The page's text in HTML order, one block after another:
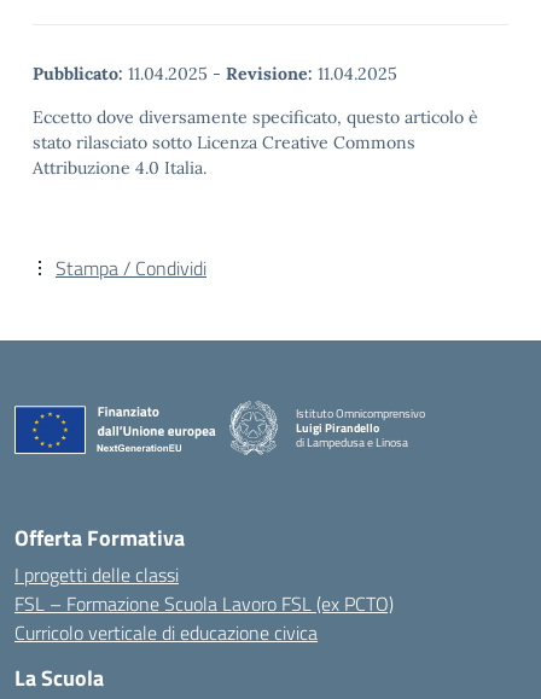
Pubblicato: 11.04.2025 - Revisione: 11.04.2025
Eccetto dove diversamente specificato, questo articolo è
stato rilasciato sotto Licenza Creative Commons
Attribuzione 4.0 Italia.
Stampa / Condividi
Istituto Omnicomprensivo
Luigi Pirandello
di Lampedusa e Linosa
Offerta Formativa
I progetti delle classi
FSL – Formazione Scuola Lavoro FSL (ex PCTO)
Curricolo verticale di educazione civica
La Scuola